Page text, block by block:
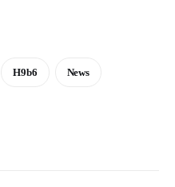
H9b6 News